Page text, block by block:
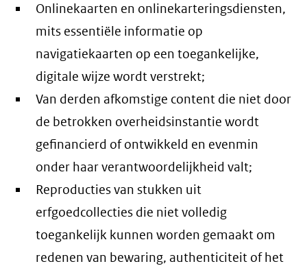
Onlinekaarten en onlinekarteringsdiensten,
mits essentiële informatie op
navigatiekaarten op een toegankelijke,
digitale wijze wordt verstrekt;
Van derden afkomstige content die niet door
de betrokken overheidsinstantie wordt
gefinancierd of ontwikkeld en evenmin
onder haar verantwoordelijkheid valt;
Reproducties van stukken uit
erfgoedcollecties die niet volledig
toegankelijk kunnen worden gemaakt om
redenen van bewaring, authenticiteit of het